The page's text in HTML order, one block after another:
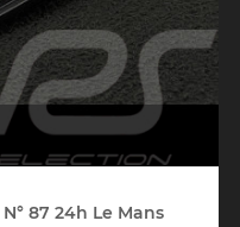
N° 87 24h Le Mans